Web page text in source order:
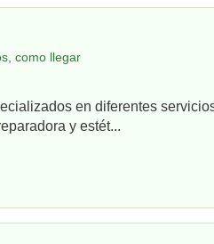
como llegar
en diferentes
y estét...